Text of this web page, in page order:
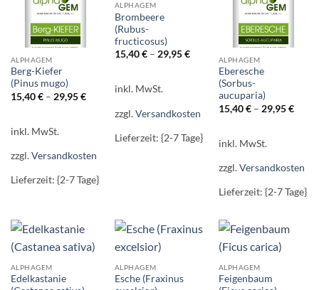
ALPHAGEM
Berg-Kiefer
(Pinus mugo)
15,40€– 29,95€
inkl. MwSt.
zzgl.Versandkosten
Lieferzeit: {2-7 Tage}
ALPHAGEM
Brombeere
(Rubus-
fructicosus)
15,40€– 29,95€
inkl. MwSt.
zzgl.Versandkosten
Lieferzeit: {2-7 Tage}
ALPHAGEM
Eberesche
(Sorbus-
aucuparia)
15,40€– 29,95€
inkl. MwSt.
zzgl.Versandkosten
Lieferzeit: {2-7 Tage}
ALPHAGEM
Edelkastanie
ALPHAGEM
Esche (Fraxinus
ALPHAGEM
Feigenbaum